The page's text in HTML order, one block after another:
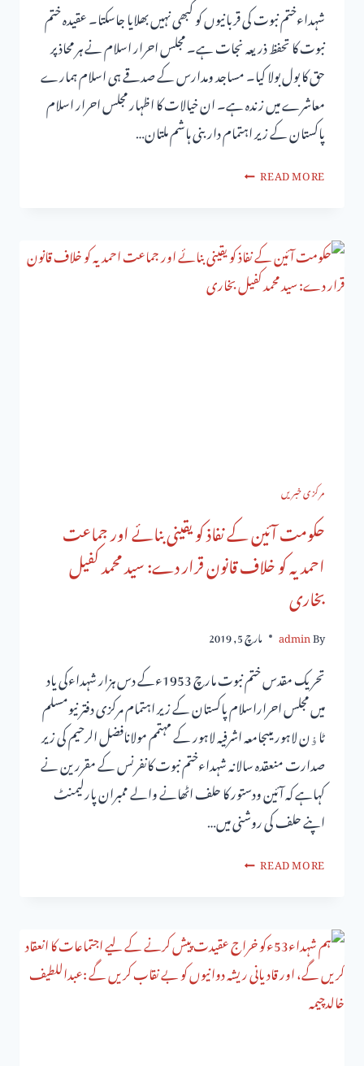
شہداءختم نبوت کی قربانیوں کو کبھی نہیں بھلایا جاسکتا۔ عقیدہ ختم
نبوت کا تحفظ ذریعہ نجات ہے۔ مجلس احرار اسلام نے ہر محاذ پر
حق کا بول بولا کیا۔ مساجد ومدارس کے صدقے ہی اسلام ہمارے
معاشرے میں زندہ ہے۔ ان خیالات کا اظہار مجلس احرار اسلام
پاکستان کے زیر اہتمام دار بنی ہاشم ملتان…
READ MORE
مرکزی خبریں
حکومت آئین کے نفاذ کو یقینی بنائے اور جماعت
احمدیہ کو خلاف قانون قرار دے: سید محمد کفیل
بخاری
By
admin مارچ 5, 2019
تحریک مقدس ختم نبوت مارچ 1953ءکے دس ہزار شہداءکی یاد
میں مجلس احراراسلام پاکستان کے زیر اہتمام مرکزی دفتر نیومسلم
ٹاﺅن لاہور میںجامعہ اشرفیہ لاہور کے مہتمم مولانافضل الرحیم کی زیر
صدارت منعقدہ سالانہ شہداءختم نبوت کانفرنس کے مقررین نے
کہاہے کہ آئین ودستور کا حلف اٹھانے والے ممبران پارلیمنٹ
اپنے حلف کی روشنی میں…
READ MORE